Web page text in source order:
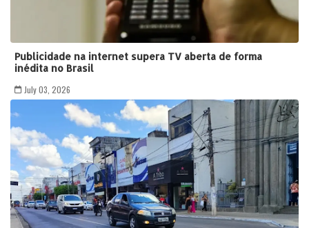
Publicidade na internet supera TV aberta de forma
inédita no Brasil
July 03, 2026